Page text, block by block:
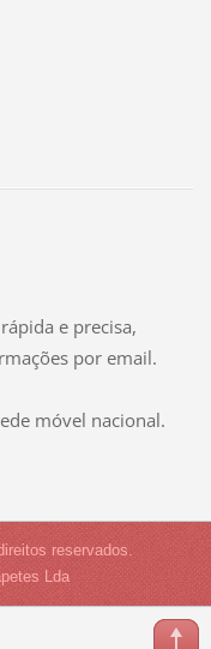
e precisa,
por email.
móvel nacional.
reservados.
Lda